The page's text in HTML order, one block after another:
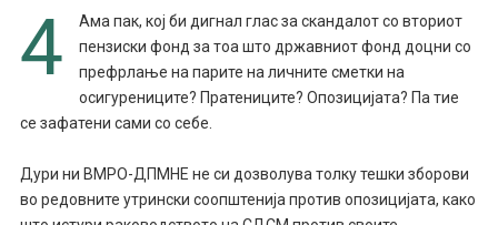
4
Ама пак, кој би дигнал глас за скандалот со вториот
пензиски фонд за тоа што државниот фонд доцни со
префрлање на парите на личните сметки на
осигурениците? Пратениците? Опозицијата? Па тие
се зафатени сами со себе.
Дури ни ВМРО-ДПМНЕ не си дозволува толку тешки зборови
во редовните утрински соопштенија против опозицијата, како